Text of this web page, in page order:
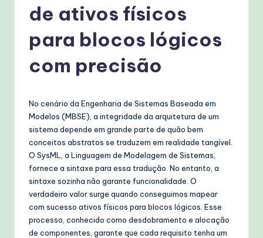
P
de ativos físicos
para blocos lógicos
com precisão
No cenário da Engenharia de Sistemas Baseada em
Modelos (MBSE), a integridade da arquitetura de um
sistema depende em grande parte de quão bem
conceitos abstratos se traduzem em realidade tangível.
O SysML, a Linguagem de Modelagem de Sistemas,
fornece a sintaxe para essa tradução. No entanto, a
sintaxe sozinha não garante funcionalidade. O
verdadeiro valor surge quando conseguimos mapear
com sucesso ativos físicos para blocos lógicos. Esse
processo, conhecido como desdobramento e alocação
de componentes, garante que cada requisito tenha um